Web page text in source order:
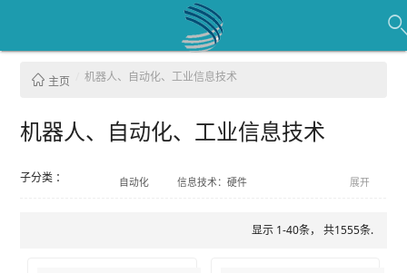
主页 机器人、自动化、工业信息技术
机器人、自动化、工业信息技术
子分类 ： 自动化
信息技术：硬件
展开
显示 1-40条， 共1555条.